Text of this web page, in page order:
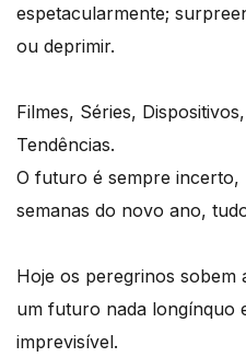
espetacularmente;
ou deprimir.
Filmes, Séries,
Tendências.
O futuro é sempre incerto,
semanas do novo ano,
Hoje os peregrinos
um futuro nada longínquo
imprevisível.